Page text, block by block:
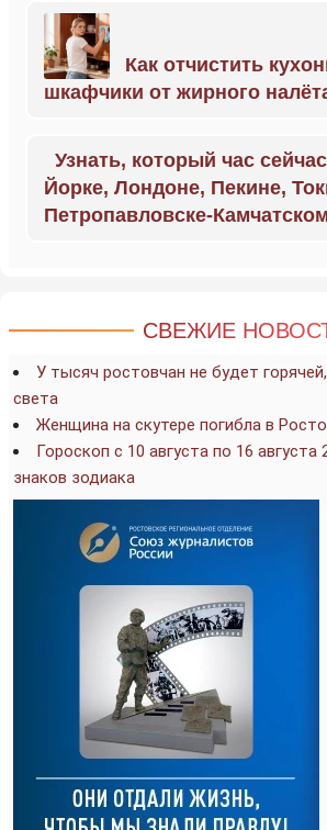
Как отчистить
шкафчики от жирного
Узнать, который час
Йорке, Лондоне, Пекине,
Петропавловске-Камчатском
СВЕЖИЕ
У тысяч ростовчан не будет
света
Женщина на скутере погибла в
Гороскоп с 10 августа по 16 августа
знаков зодиака